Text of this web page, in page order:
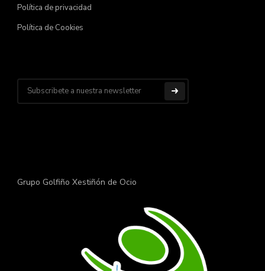
Política de privacidad
Política de Cookies
Grupo Golfiño Xestiñón de Ocio